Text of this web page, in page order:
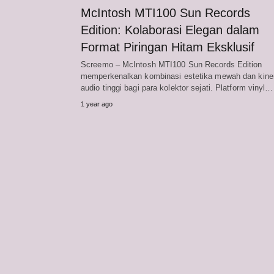
McIntosh MTI100 Sun Records
Edition: Kolaborasi Elegan dalam
Format Piringan Hitam Eksklusif
Screemo – McIntosh MTI100 Sun Records Edition
memperkenalkan kombinasi estetika mewah dan
audio tinggi bagi para kolektor sejati. Platform vinyl…
1 year ago